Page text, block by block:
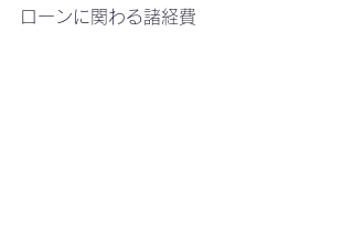
ローンに関わる諸経費